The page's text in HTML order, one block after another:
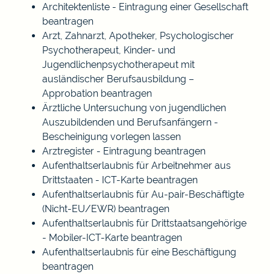
Architektenliste - Eintragung einer Gesellschaft
beantragen
Arzt, Zahnarzt, Apotheker, Psychologischer
Psychotherapeut, Kinder- und
Jugendlichenpsychotherapeut mit
ausländischer Berufsausbildung –
Approbation beantragen
Ärztliche Untersuchung von jugendlichen
Auszubildenden und Berufsanfängern -
Bescheinigung vorlegen lassen
Arztregister - Eintragung beantragen
Aufenthaltserlaubnis für Arbeitnehmer aus
Drittstaaten - ICT-Karte beantragen
Aufenthaltserlaubnis für Au-pair-Beschäftigte
(Nicht-EU/EWR) beantragen
Aufenthaltserlaubnis für Drittstaatsangehörige
- Mobiler-ICT-Karte beantragen
Aufenthaltserlaubnis für eine Beschäftigung
beantragen